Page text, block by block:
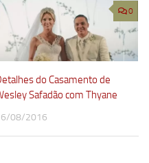
0
do Casamento de
Safadão com Thyane
08/2016